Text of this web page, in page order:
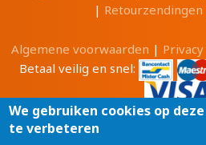
| Retourzendingen
Algemene voorwaarden | Privacy
Betaal veilig en snel:
We gebruiken cookies op
te verbeteren